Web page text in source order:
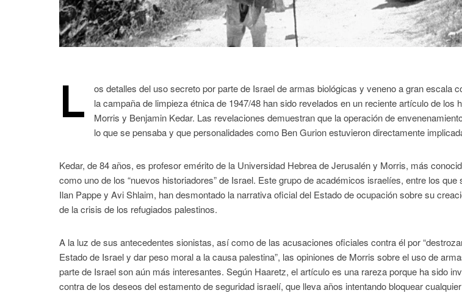
L
os detalles del uso secreto por parte de Israel de armas biológicas y veneno a gran escala
la campaña de limpieza étnica de 1947/48 han sido revelados en un reciente artículo de los
Morris y Benjamin Kedar. Las revelaciones demuestran que la operación de
lo que se pensaba y que personalidades como Ben Gurion estuvieron directamente
Kedar, de 84 años, es profesor emérito de la Universidad Hebrea de Jerusalén y Morris, más
como uno de los “nuevos historiadores” de Israel. Este grupo de académicos israelíes, entre los
Ilan Pappe y Avi Shlaim, han desmontado la narrativa oficial del Estado de ocupación sobre su
de la crisis de los refugiados palestinos.
A la luz de sus antecedentes sionistas, así como de las acusaciones oficiales contra él por
Estado de Israel y dar peso moral a la causa palestina”, las opiniones de Morris sobre el uso de
parte de Israel son aún más interesantes. Según Haaretz, el artículo es una rareza porque ha sido
contra de los deseos del estamento de seguridad israelí, que lleva años intentando bloquear